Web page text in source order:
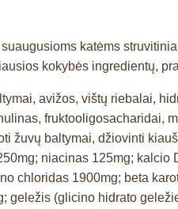
katėms
kokybės ingredientų,
avižos, vištų riebalai,
fruktooligosacharidai,
žuvų baltymai, džiovinti
niacinas 125mg;
chloridas 1900mg; beta
geležis (glicino hidrato